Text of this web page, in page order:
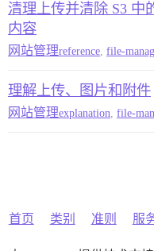
清理上传并清除 S3 中
内容
网站管理reference file-
理解上传、图片和附件
网站管理explanation file-
首页 类别 准则 服